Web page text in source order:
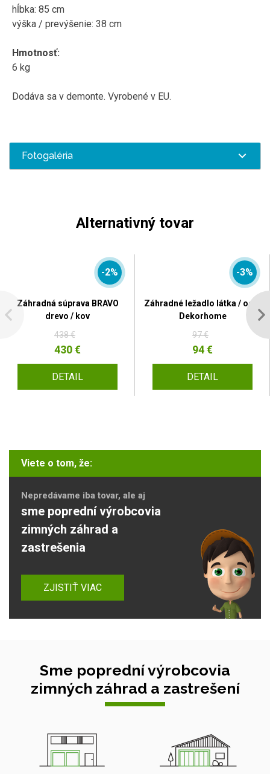
hĺbka: 85 cm
výška / prevýšenie: 38 cm
Hmotnosť:
6 kg
Dodáva sa v demonte. Vyrobené v EU.
Fotogaléria
Alternativný tovar
-2%
Záhradná súprava BRAVO
drevo / kov
438 €
430 €
DETAIL
-3%
Záhradné ležadlo látka / oceľ
Dekorhome
97 €
94 €
DETAIL
Viete o tom, že:
Nepredávame iba tovar, ale aj
sme poprední výrobcovia
zimných záhrad a
zastrešenia
ZJISTIŤ VIAC
Sme poprední výrobcovia
zimných záhrad a zastrešení